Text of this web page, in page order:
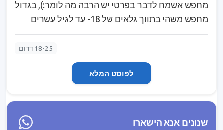
מחפש אשמח לדבר בפרטי יש הרבה מה לומר:), בגדול
מחפש משהי בתווך גלאים של 18- עד לגיל עשרים
שניים, סה"כ על עצמי בחור גבוהה וחתיך ויש עוד
הרבה תכונות אופי שאין לאף אחד, הייתי ממליץ לקפוץ
18-25 דרום
לפוסט המלא
שנונים אנא הישארו